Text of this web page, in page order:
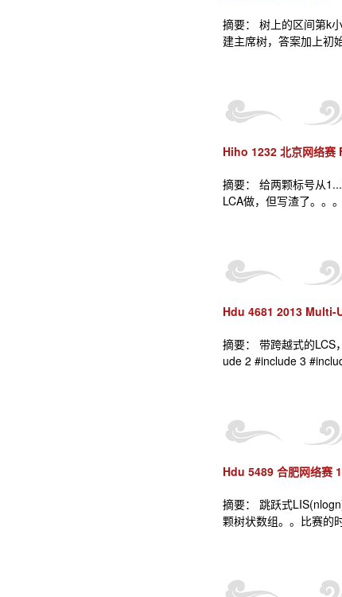
摘要： 树上的区间第k
建主席树，答案加上初
Hiho 1232 北京网络
摘要： 给两颗标号从
LCA做，但写渣了。。
Hdu 4681 2013
摘要： 带跨越式的LCS
ude 2 #include 3
Hdu 5489 合肥网络赛
摘要： 跳跃式
颗树状数组。。比赛的